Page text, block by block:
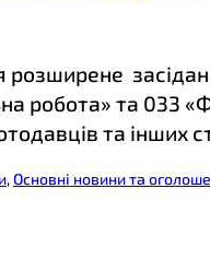
розширене
робота» та 033
та інших
, Основні новини та